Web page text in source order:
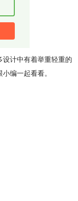
计中有着举重轻重的
编一起看看。